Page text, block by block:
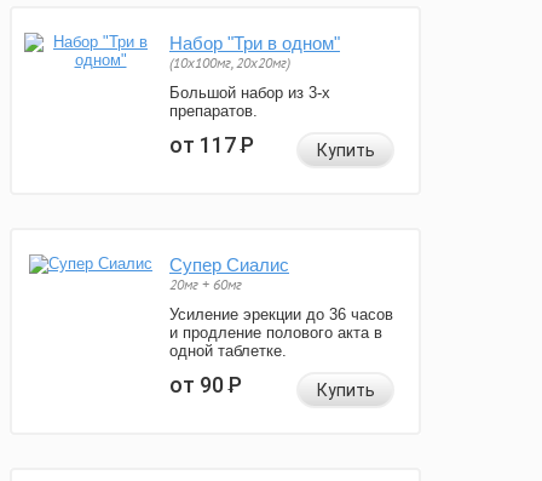
Набор "Три в одном"
(10x100мг, 20x20мг)
Большой набор из 3-х
препаратов.
от 117Р Купить
Супер Сиалис
20мг + 60мг
Усиление эрекции до 36 часов
и продление полового акта в
одной таблетке.
от 90Р Купить